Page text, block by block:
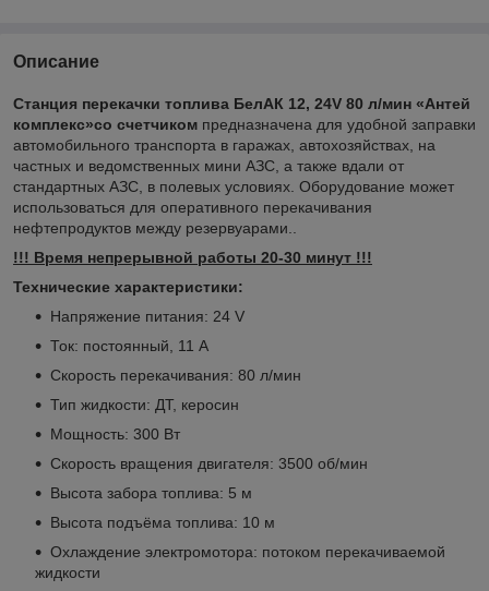
Описание
Станция перекачки топлива БелАК 12, 24V 80 л/мин «Антей
комплекс»со счетчиком предназначена для удобной заправки
автомобильного транспорта в гаражах, автохозяйствах, на
частных и ведомственных мини АЗС, а также вдали от
стандартных АЗС, в полевых условиях. Оборудование может
использоваться для оперативного перекачивания
нефтепродуктов между резервуарами..
!!! Время непрерывной работы 20-30 минут !!!
Технические характеристики:
Напряжение питания: 24 V
Ток: постоянный, 11 А
Скорость перекачивания: 80 л/мин
Тип жидкости: ДТ, керосин
Мощность: 300 Вт
Скорость вращения двигателя: 3500 об/мин
Высота забора топлива: 5 м
Высота подъёма топлива: 10 м
Охлаждение электромотора: потоком перекачиваемой
жидкости